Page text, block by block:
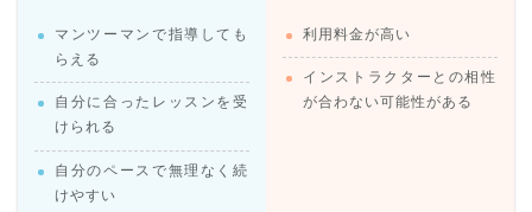
マンツーマンで指導しても
らえる
自分に合ったレッスンを受
けられる
自分のペースで無理なく続
けやすい
利用料金が高い
インストラクターとの相性
が合わない可能性がある